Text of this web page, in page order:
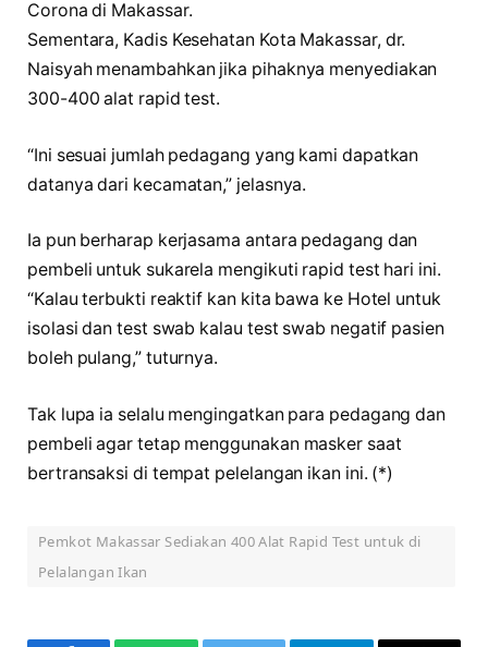
Corona di Makassar.
Sementara, Kadis Kesehatan Kota Makassar, dr.
Naisyah menambahkan jika pihaknya menyediakan
300-400 alat rapid test.
“Ini sesuai jumlah pedagang yang kami dapatkan
datanya dari kecamatan,” jelasnya.
Ia pun berharap kerjasama antara pedagang dan
pembeli untuk sukarela mengikuti rapid test hari ini.
“Kalau terbukti reaktif kan kita bawa ke Hotel untuk
isolasi dan test swab kalau test swab negatif pasien
boleh pulang,” tuturnya.
Tak lupa ia selalu mengingatkan para pedagang dan
pembeli agar tetap menggunakan masker saat
bertransaksi di tempat pelelangan ikan ini. (*)
Pemkot Makassar Sediakan 400 Alat Rapid Test untuk di
Pelalangan Ikan